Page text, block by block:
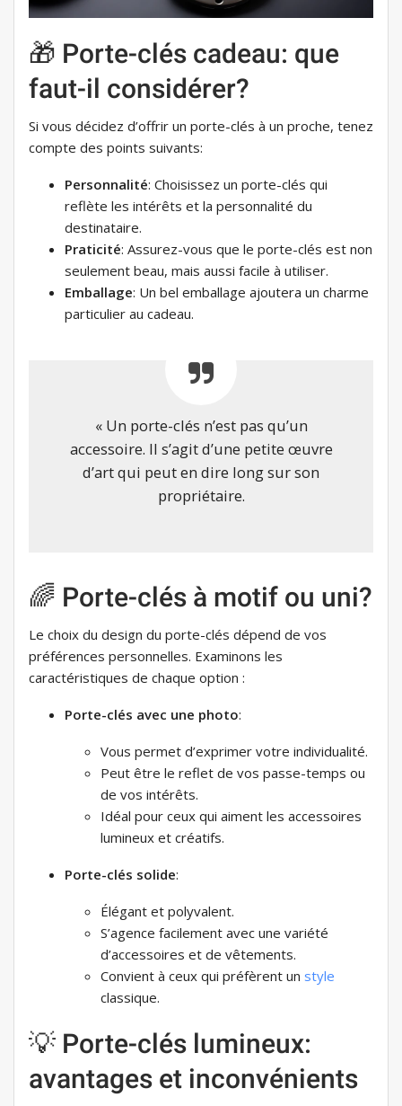
🎁 Porte-clés cadeau: que
faut-il considérer?
Si vous décidez d’offrir un porte-clés à un proche, tenez
compte des points suivants:
Personnalité: Choisissez un porte-clés qui
reflète les intérêts et la personnalité du
destinataire.
Praticité: Assurez-vous que le porte-clés est non
seulement beau, mais aussi facile à utiliser.
Emballage: Un bel emballage ajoutera un charme
particulier au cadeau.
« Un porte-clés n’est pas qu’un
accessoire. Il s’agit d’une petite œuvre
d’art qui peut en dire long sur son
propriétaire.
🌈 Porte-clés à motif ou uni?
Le choix du design du porte-clés dépend de vos
préférences personnelles. Examinons les
caractéristiques de chaque option :
Porte-clés avec une photo:
Vous permet d’exprimer votre individualité.
Peut être le reflet de vos passe-temps ou
de vos intérêts.
Idéal pour ceux qui aiment les accessoires
lumineux et créatifs.
Porte-clés solide:
Élégant et polyvalent.
S’agence facilement avec une variété
d’accessoires et de vêtements.
Convient à ceux qui préfèrent un style
classique.
💡 Porte-clés lumineux:
avantages et inconvénients